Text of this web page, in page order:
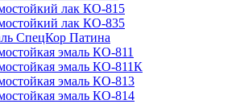
лак КО-815
лак КО-835
СпецКор Патина
эмаль КО-811
эмаль КО-811К
эмаль КО-813
эмаль КО-814